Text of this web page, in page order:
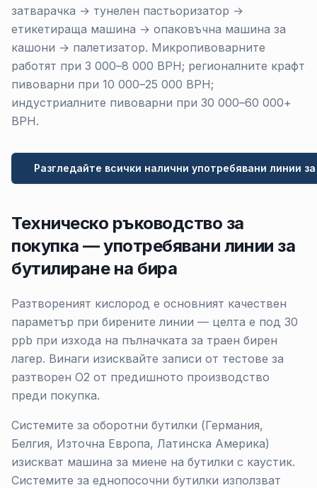
затварачка → тунелен пастьоризатор →
етикетираща машина → опаковъчна машина за
кашони → палетизатор. Микропивоварните
работят при 3 000–8 000 BPH; регионалните крафт
пивоварни при 10 000–25 000 BPH;
индустриалните пивоварни при 30 000–60 000+
BPH.
Разгледайте всички налични употребявани линии
Техническо ръководство за
покупка — употребявани линии за
бутилиране на бира
Разтвореният кислород е основният качествен
параметър при бирените линии — целта е под 30
ppb при изхода на пълначката за траен бирен
лагер. Винаги изисквайте записи от тестове за
разтворен O2 от предишното производство
преди покупка.
Системите за оборотни бутилки (Германия,
Белгия, Източна Европа, Латинска Америка)
изискват машина за миене на бутилки с каустик.
Системите за еднопосочни бутилки използват